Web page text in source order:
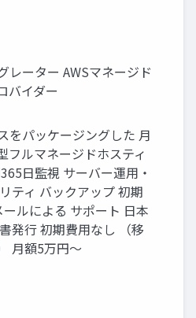
レーター AWSマネージド
バイダー
をパッケージングした 月
フルマネージドホスティ
日監視 サーバー運用・
ティ バックアップ 初期
ルによる サポート 日本
発行 初期費用なし （移
月額5万円〜